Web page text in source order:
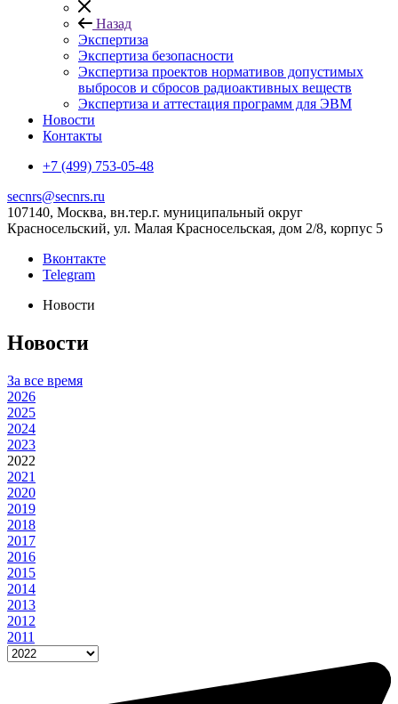
Назад
Экспертиза
Экспертиза безопасности
Экспертиза проектов нормативов допустимых
выбросов и сбросов радиоактивных веществ
Экспертиза и аттестация программ для ЭВМ
Новости
Контакты
+7 (499) 753-05-48
secnrs@secnrs.ru
107140, Москва, вн.тер.г. муниципальный округ
Красносельский, ул. Малая Красносельская, дом 2/8, корпус 5
Вконтакте
Telegram
Новости
Новости
За все время
2026
2025
2024
2023
2022
2021
2020
2019
2018
2017
2016
2015
2014
2013
2012
2011